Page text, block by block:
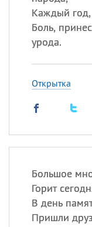
Каждый
Боль,
урода.
Открытка
Большое
Горит
В день
Пришли